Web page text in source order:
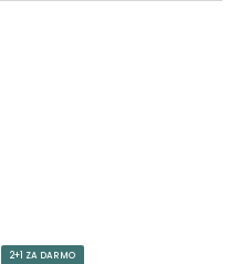
2+1 ZA DARMO